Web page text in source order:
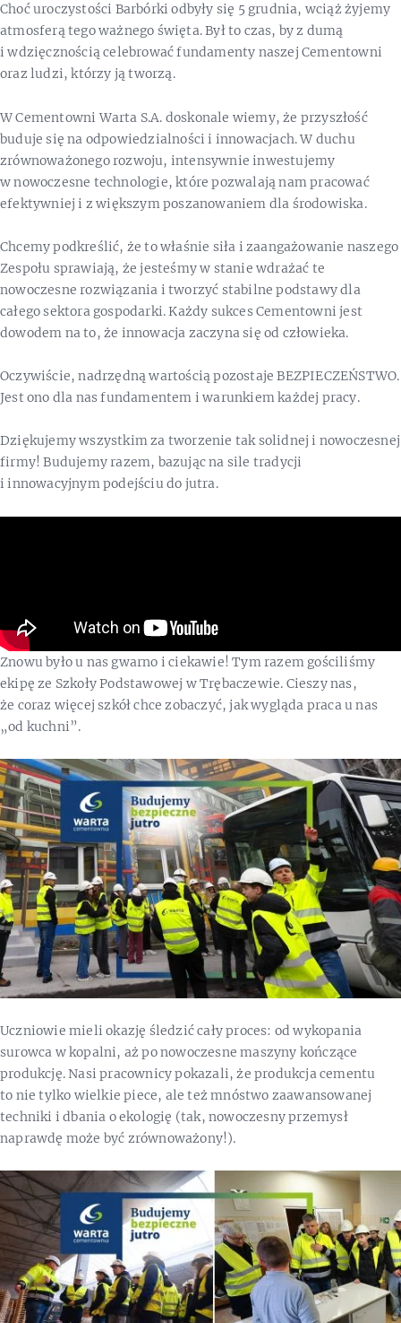
Choć uroczystości Barbórki odbyły się 5 grudnia, wciąż żyjemy
atmosferą tego ważnego święta. Był to czas, by z dumą
i wdzięcznością celebrować fundamenty naszej Cementowni
oraz ludzi, którzy ją tworzą.
W Cementowni Warta S.A. doskonale wiemy, że przyszłość
buduje się na odpowiedzialności i innowacjach. W duchu
zrównoważonego rozwoju, intensywnie inwestujemy
w nowoczesne technologie, które pozwalają nam pracować
efektywniej i z większym poszanowaniem dla środowiska.
Chcemy podkreślić, że to właśnie siła i zaangażowanie naszego
Zespołu sprawiają, że jesteśmy w stanie wdrażać te
nowoczesne rozwiązania i tworzyć stabilne podstawy dla
całego sektora gospodarki. Każdy sukces Cementowni jest
dowodem na to, że innowacja zaczyna się od człowieka.
Oczywiście, nadrzędną wartością pozostaje BEZPIECZEŃSTWO.
Jest ono dla nas fundamentem i warunkiem każdej pracy.
Dziękujemy wszystkim za tworzenie tak solidnej i nowoczesnej
firmy! Budujemy razem, bazując na sile tradycji
i innowacyjnym podejściu do jutra.
Znowu było u nas gwarno i ciekawie! Tym razem gościliśmy
ekipę ze Szkoły Podstawowej w Trębaczewie. Cieszy nas,
że coraz więcej szkół chce zobaczyć, jak wygląda praca u nas
„od kuchni”.
Uczniowie mieli okazję śledzić cały proces: od wykopania
surowca w kopalni, aż po nowoczesne maszyny kończące
produkcję. Nasi pracownicy pokazali, że produkcja cementu
to nie tylko wielkie piece, ale też mnóstwo zaawansowanej
techniki i dbania o ekologię (tak, nowoczesny przemysł
naprawdę może być zrównoważony!).